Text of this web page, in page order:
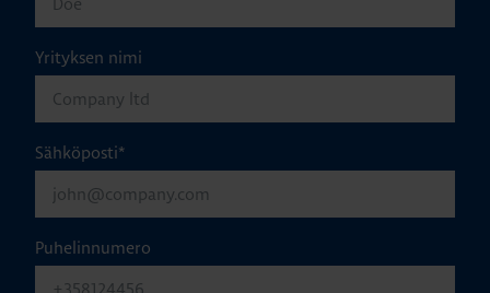
Yrityksen nimi
Sähköposti*
Puhelinnumero